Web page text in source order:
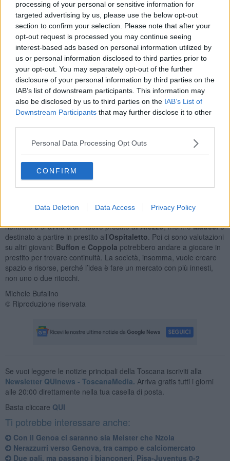
processing of your personal or sensitive information for
targeted advertising by us, please use the below opt-out
section to confirm your selection. Please note that after your
opt-out request is processed you may continue seeing
interest-based ads based on personal information utilized by
us or personal information disclosed to third parties prior to
your opt-out. You may separately opt-out of the further
disclosure of your personal information by third parties on the
IAB’s list of downstream participants. This information may
also be disclosed by us to third parties on the IAB’s List of
Downstream Participants that may further disclose it to other
Personal Data Processing Opt Outs
CONFIRM
Data Deletion Data Access Privacy Policy
Sportiva,“Si sta allenando con il gruppo da qualche settimana
e ha finito il suo recupero. Nelle prossime settimane sarà
disponibile, ho fiducia in lui e presto lo vedremo. Al Pisa darà
una grande mano”. Un segnale atteso, perché il suo rientro può
aggiungere qualità e soluzioni tra le linee.
Nel frattempo, sullo sfondo, c’è il tema che tiene insieme tutto:
gennaio
. Il Pisa si prepara a una finestra di mercato che può
cambiare la stagione.La linea è quella di inserire giocatori
pronti, alzando il livello “dalla cintola in su”. Le priorità restano
punta centrale (con attenzione ai mercati del Centro-Nord
Europa), unattaccante di manovra e uncentrocampista duttile
ragiona anche su unesterno
difensoreper aumentare solidità, soprattutto pensando a
quanto la squadra abbia sofferto nella ripresa nelle ultime
rientrato e si avvia a un nuovo prestito all’Arezzo, mentreMaucciè
destinato a partire in prestito all’Ospitaletto . Poi ci sono valutazioni
su altri giovani: Buffon e Coppola potrebbero andare a giocare in
prestito per trovare continuità. La società, insomma, vuole creare
spazio e risorse, perché l’idea è fare un mercato con più innesti,
non uno o due ritocchi.
Michele Bufalino
© Riproduzione riservata
Se vuoi leggere le notizie principali della Toscana iscriviti alla
Newsletter QUInews - ToscanaMedia. Arriva gratis tutti i giorni
alle 20:00 direttamente nella tua casella di posta.
Basta cliccare QUI
Ti potrebbe interessare anche:
Con il Genoa ci saranno sia Meister che Nzola
Nerazzurri verso Genova, tra campo e calciomercato
Due pali, ma passano i bianconeri, Pisa-Juventus 0-2